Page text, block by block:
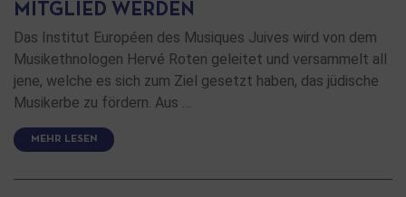
MITGLIED WERDEN
Das Institut Européen des Musiques Juives wird von dem
Musikethnologen Hervé Roten geleitet und versammelt all
jene, welche es sich zum Ziel gesetzt haben, das jüdische
Musikerbe zu fördern. Aus …
MEHR LESEN